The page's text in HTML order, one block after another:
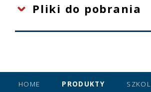
Pliki do pobrania
HOME PRODUKTY